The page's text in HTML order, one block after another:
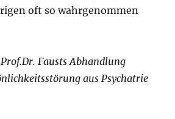
oft so wahrgenommen
Fausts Abhandlung
aus Psychatrie